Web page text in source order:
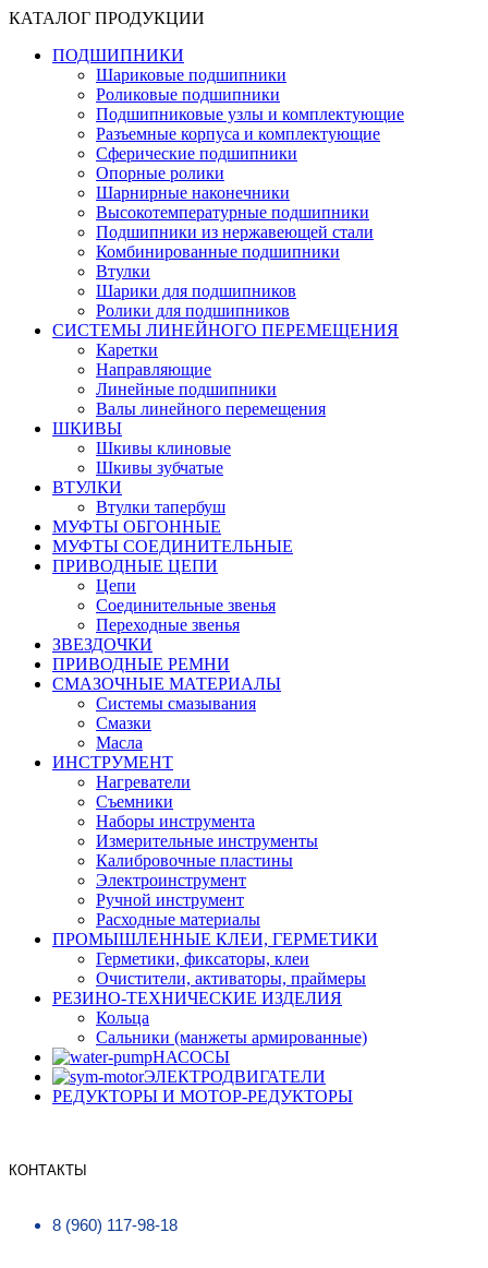
КАТАЛОГ ПРОДУКЦИИ
ПОДШИПНИКИ
Шариковые подшипники
Роликовые подшипники
Подшипниковые узлы и комплектующие
Разъемные корпуса и комплектующие
Сферические подшипники
Опорные ролики
Шарнирные наконечники
Высокотемпературные подшипники
Подшипники из нержавеющей стали
Комбинированные подшипники
Втулки
Шарики для подшипников
Ролики для подшипников
СИСТЕМЫ ЛИНЕЙНОГО ПЕРЕМЕЩЕНИЯ
Каретки
Направляющие
Линейные подшипники
Валы линейного перемещения
ШКИВЫ
Шкивы клиновые
Шкивы зубчатые
ВТУЛКИ
Втулки тапербуш
МУФТЫ ОБГОННЫЕ
МУФТЫ СОЕДИНИТЕЛЬНЫЕ
ПРИВОДНЫЕ ЦЕПИ
Цепи
Соединительные звенья
Переходные звенья
ЗВЕЗДОЧКИ
ПРИВОДНЫЕ РЕМНИ
СМАЗОЧНЫЕ МАТЕРИАЛЫ
Системы смазывания
Смазки
Масла
ИНСТРУМЕНТ
Нагреватели
Съемники
Наборы инструмента
Измерительные инструменты
Калибровочные пластины
Электроинструмент
Ручной инструмент
Расходные материалы
ПРОМЫШЛЕННЫЕ КЛЕИ, ГЕРМЕТИКИ
Герметики, фиксаторы, клеи
Очистители, активаторы, праймеры
РЕЗИНО-ТЕХНИЧЕСКИЕ ИЗДЕЛИЯ
Кольца
Сальники (манжеты армированные)
НАСОСЫ
ЭЛЕКТРОДВИГАТЕЛИ
РЕДУКТОРЫ И МОТОР-РЕДУКТОРЫ
КОНТАКТЫ
8 (960) 117-98-18